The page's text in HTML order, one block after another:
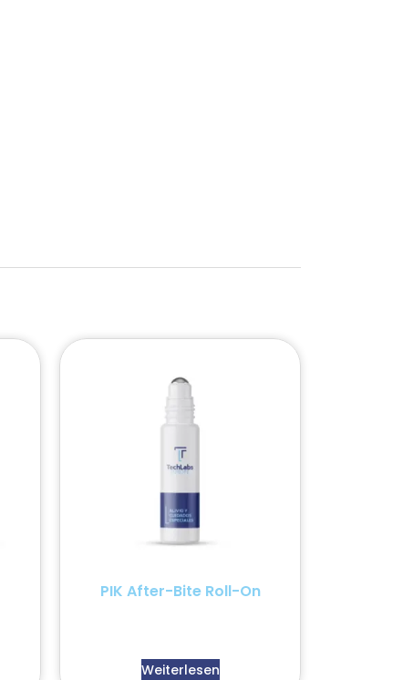
PIK After-Bite Roll-On
Weiterlesen